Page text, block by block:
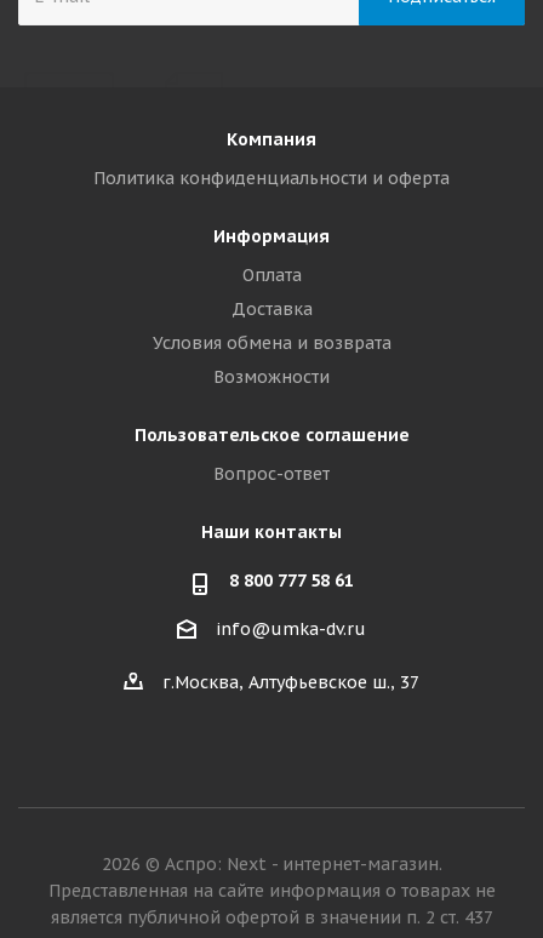
Компания
Политика конфиденциальности и оферта
Информация
Оплата
Доставка
Условия обмена и возврата
Возможности
Пользовательское соглашение
Вопрос-ответ
Наши контакты
8 800 777 58 61
info@umka-dv.ru
г.Москва, Алтуфьевское ш., 37
2026 © Аспро: Next - интернет-магазин.
Представленная на сайте информация о товарах не
является публичной офертой в значении п. 2 ст. 437